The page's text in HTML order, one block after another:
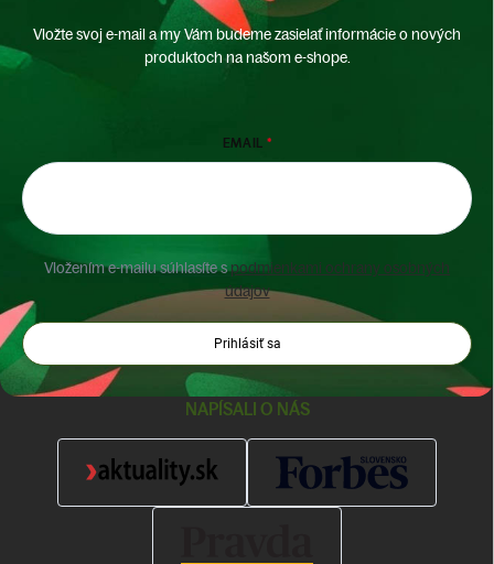
Vložte svoj e-mail a my Vám budeme zasielať informácie o nových
produktoch na našom e-shope.
EMAIL
Vložením e-mailu súhlasíte spodmienkami ochrany osobných
údajov
Prihlásiť sa
NAPÍSALI O NÁS